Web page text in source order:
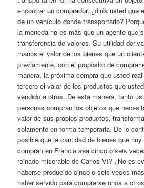
encontrar un comprador, ¿diría usted que
de un vehículo donde transportarlo?
la moneda no es más que un agente que
transferencia de valores. Su utilidad
manos el valor de los bienes que un
previamente, con el propósito de
manera, la próxima compra que usted
tercero el valor de los productos que
vendido a otros. De esta manera, tanto
personas compran los objetos que
valor de sus propios productos,
solamente en forma temporaria. De lo
posible que la cantidad de bienes que
compran en Francia sea cinco o seis
reinado miserable de Carlos VI? ¿No es
haberse producido cinco o seis veces
haber servido para comprarse unos a